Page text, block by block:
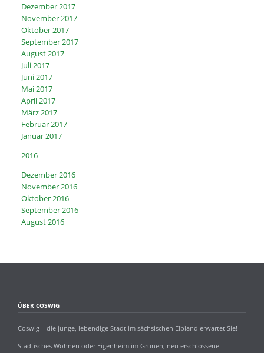
Dezember 2017
November 2017
Oktober 2017
September 2017
August 2017
Juli 2017
Juni 2017
Mai 2017
April 2017
März 2017
Februar 2017
Januar 2017
2016
Dezember 2016
November 2016
Oktober 2016
September 2016
August 2016
ÜBER COSWIG
Coswig – die junge, lebendige Stadt im sächsischen Elbland erwartet Sie!
Städtisches Wohnen oder Eigenheim im Grünen, neu erschlossene